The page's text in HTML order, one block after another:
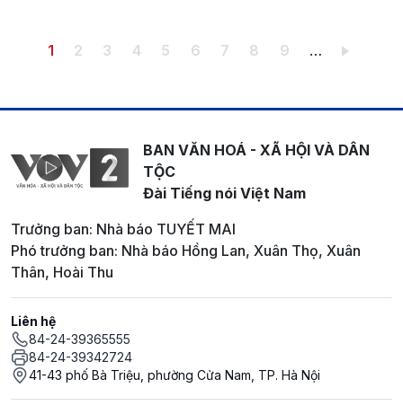
Pagination
Trang hiện thời
1 Trang
2 Trang
3 Trang
4 Trang
5 Trang
6 Trang
7 Trang
8 Trang
9 …
BAN VĂN HOÁ - XÃ HỘI VÀ DÂN
TỘC
Đài Tiếng nói Việt Nam
Trưởng ban: Nhà báo TUYẾT MAI
Phó trưởng ban: Nhà báo Hồng Lan, Xuân Thọ, Xuân
Thân, Hoài Thu
Liên hệ
84-24-39365555
84-24-39342724
41-43 phố Bà Triệu, phường Cửa Nam, TP. Hà Nội